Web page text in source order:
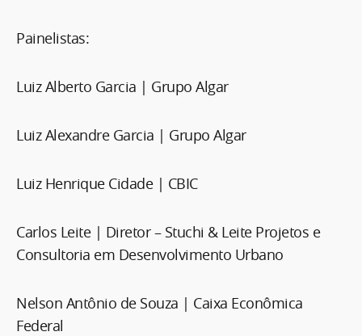
Painelistas:
Luiz Alberto Garcia | Grupo Algar
Luiz Alexandre Garcia | Grupo Algar
Luiz Henrique Cidade | CBIC
Carlos Leite | Diretor – Stuchi & Leite Projetos e
Consultoria em Desenvolvimento Urbano
Nelson Antônio de Souza | Caixa Econômica
Federal